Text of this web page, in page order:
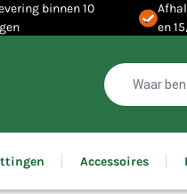
binnen 10
en
Accessoires